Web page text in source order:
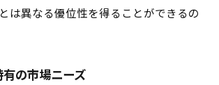
は異なる優位性を得ることができるの
の市場ニーズ